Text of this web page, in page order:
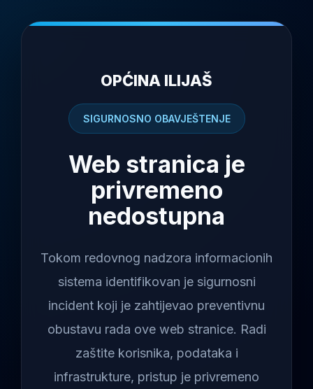
OPĆINA ILIJAŠ
SIGURNOSNO OBAVJEŠTENJE
Web stranica je
privremeno
nedostupna
Tokom redovnog nadzora informacionih
sistema identifikovan je sigurnosni
incident koji je zahtijevao preventivnu
obustavu rada ove web stranice. Radi
zaštite korisnika, podataka i
infrastrukture, pristup je privremeno